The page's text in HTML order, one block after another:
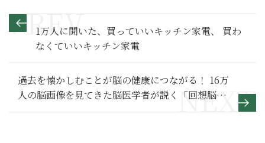
1万人に聞いた、買っていいキッチン家電、 買わ
なくていいキッチン家電
過去を懐かしむことが脳の健康につながる！ 16万
人の脳画像を見てきた脳医学者が説く「回想脳」
のすすめ